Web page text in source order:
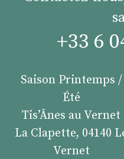
+33 6
Saison Printemps /
Été
Tis’Ânes au Vernet
La Clapette, 04140
Vernet